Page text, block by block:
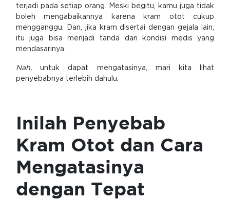
terjadi pada setiap orang. Meski begitu, kamu juga tidak
boleh mengabaikannya karena kram otot cukup
mengganggu. Dan, jika kram disertai dengan gejala lain,
itu juga bisa menjadi tanda dari kondisi medis yang
mendasarinya.
Nah, untuk dapat mengatasinya, mari kita lihat
penyebabnya terlebih dahulu.
Inilah Penyebab
Kram Otot dan Cara
Mengatasinya
dengan Tepat